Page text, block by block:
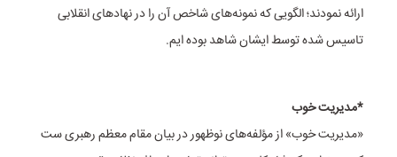
ارائه نمودند؛ الگویی که نمونه‌های شاخص آن را در نهادهای انقلابی
تاسیس شده توسط ایشان شاهد بوده ایم.
*مدیریت خوب
«مدیریت خوب» از مؤلفه‌های نوظهور در بیان مقام معظم رهبری ست